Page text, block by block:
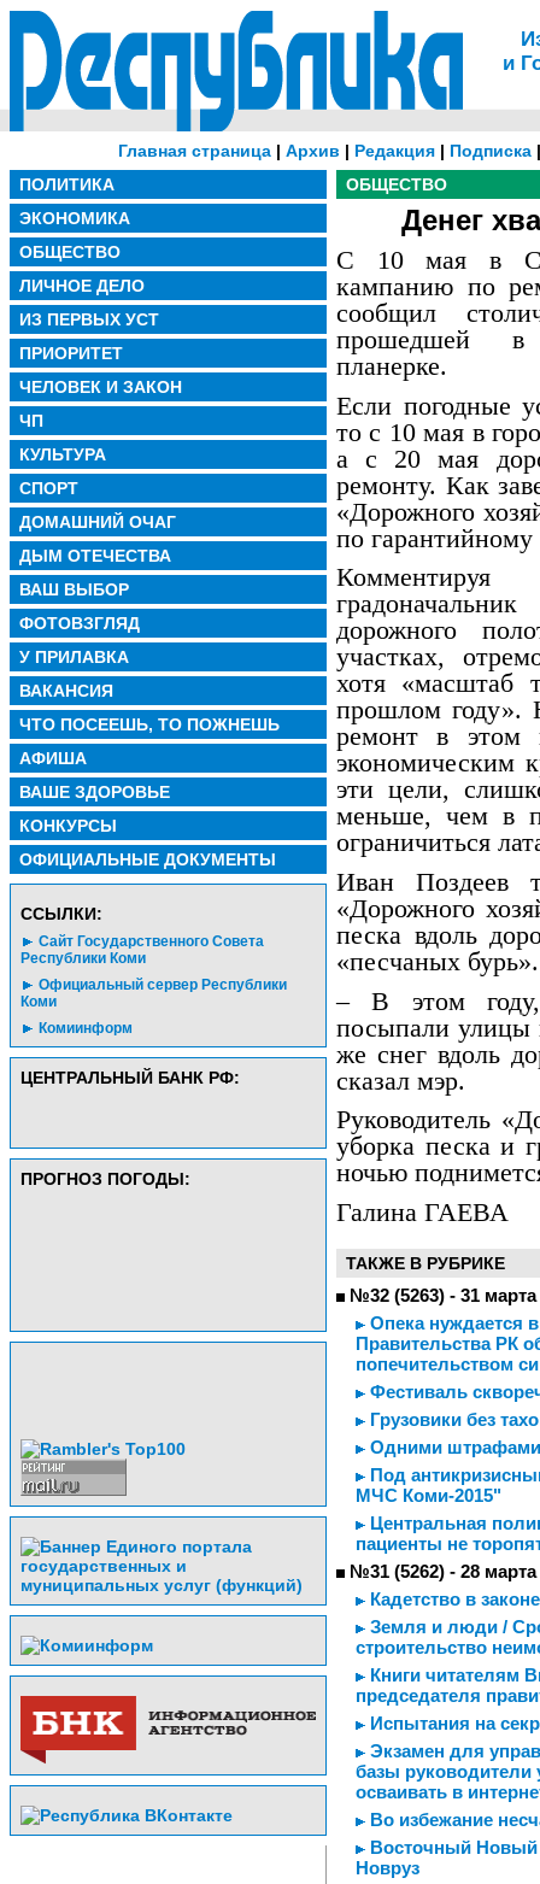
и
Главная страница | Архив | Редакция | Подписка
ПОЛИТИКА
ЭКОНОМИКА
ОБЩЕСТВО
ЛИЧНОЕ ДЕЛО
ИЗ ПЕРВЫХ УСТ
ПРИОРИТЕТ
ЧЕЛОВЕК И ЗАКОН
ЧП
КУЛЬТУРА
СПОРТ
ДОМАШНИЙ ОЧАГ
ДЫМ ОТЕЧЕСТВА
ВАШ ВЫБОР
ФОТОВЗГЛЯД
У ПРИЛАВКА
ВАКАНСИЯ
ЧТО ПОСЕЕШЬ, ТО ПОЖНЕШЬ
АФИША
ВАШЕ ЗДОРОВЬЕ
КОНКУРСЫ
ОФИЦИАЛЬНЫЕ ДОКУМЕНТЫ
CСЫЛКИ:
Сайт Государственного Совета
Республики Коми
Официальный сервер Республики
Коми
Комиинформ
ЦЕНТРАЛЬНЫЙ БАНК РФ:
ПРОГНОЗ ПОГОДЫ:
ОБЩЕСТВО
Денег
С 10 мая в
кампанию по
сообщил
прошедшей в
планерке.
Если погодные
то с 10 мая в
а с 20 мая
ремонту. Как
«Дорожного
по
дорожного
участках,
хотя «масштаб
прошлом году».
ремонт в этом
экономическим
эти цели,
меньше, чем в
ограничиться
Иван Поздеев
«Дорожного
песка вдоль
«песчаных бурь».
– В этом
посыпали улицы
же снег вдоль
сказал мэр.
Руководитель
уборка песка и
ночью
Галина ГАЕВА
ТАКЖЕ В РУБРИКЕ
№32 (5263) - 31 марта
Опека нуждается
Правительства РК
попечительством
Фестиваль
Грузовики без
Одними штрафами
Под
МЧС Коми-2015"
Центральная
пациенты не
№31 (5262) - 28 марта
Кадетство в законе
Земля и люди /
строительство
Книги читателям
председателя
Испытания на
Экзамен для
базы
осваивать в
Во избежание
Восточный Новый
Новруз